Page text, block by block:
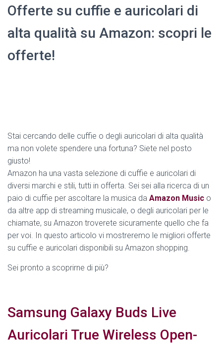
Offerte su cuffie e auricolari di
alta qualità su Amazon: scopri le
offerte!
Stai cercando delle cuffie o degli auricolari di alta qualità
ma non volete spendere una fortuna? Siete nel posto
giusto!
Amazon ha una vasta selezione di cuffie e auricolari di
diversi marchi e stili, tutti in offerta. Sei sei alla ricerca di un
paio di cuffie per ascoltare la musica da Amazon Music o
da altre app di streaming musicale, o degli auricolari per le
chiamate, su Amazon troverete sicuramente quello che fa
per voi. In questo articolo vi mostreremo le migliori offerte
su cuffie e auricolari disponibili su Amazon shopping.
Sei pronto a scoprirne di più?
Samsung Galaxy Buds Live
Auricolari True Wireless Open-